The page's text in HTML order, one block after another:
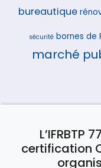
bureautique
sécurité bornes de
marché
L’IFRBTP
certification